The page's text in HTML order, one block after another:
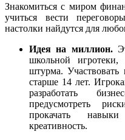
Знакомиться с миром
учиться вести
настолки найдутся для
Идея на миллион.
школьной игротеки,
штурма.
старше 14 лет.
разработать
предусмотреть
прокачать навыки
креативность.